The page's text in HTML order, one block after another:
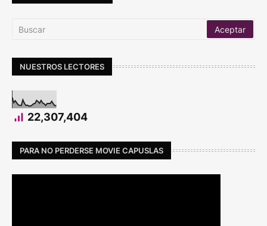
NUESTROS LECTORES
22,307,404
PARA NO PERDERSE MOVIE CAPUSLAS